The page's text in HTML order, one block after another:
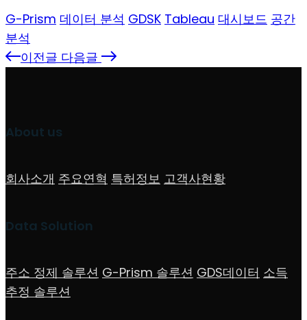
G-Prism 데이터 분석 GDSK Tableau 대시보드 공간
분석
이전글 다음글
About us
회사소개 주요연혁 특허정보 고객사현황
Data Solution
주소 정제 솔루션 G-Prism 솔루션 GDS데이터 소득
추정 솔루션